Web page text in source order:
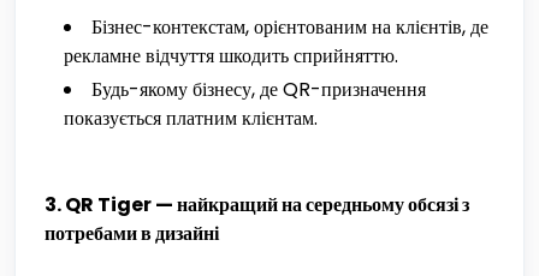
Бізнес-контекстам, орієнтованим на клієнтів, де
рекламне відчуття шкодить сприйняттю.
Будь-якому бізнесу, де QR-призначення
показується платним клієнтам.
3. QR Tiger — найкращий на середньому обсязі з
потребами в дизайні